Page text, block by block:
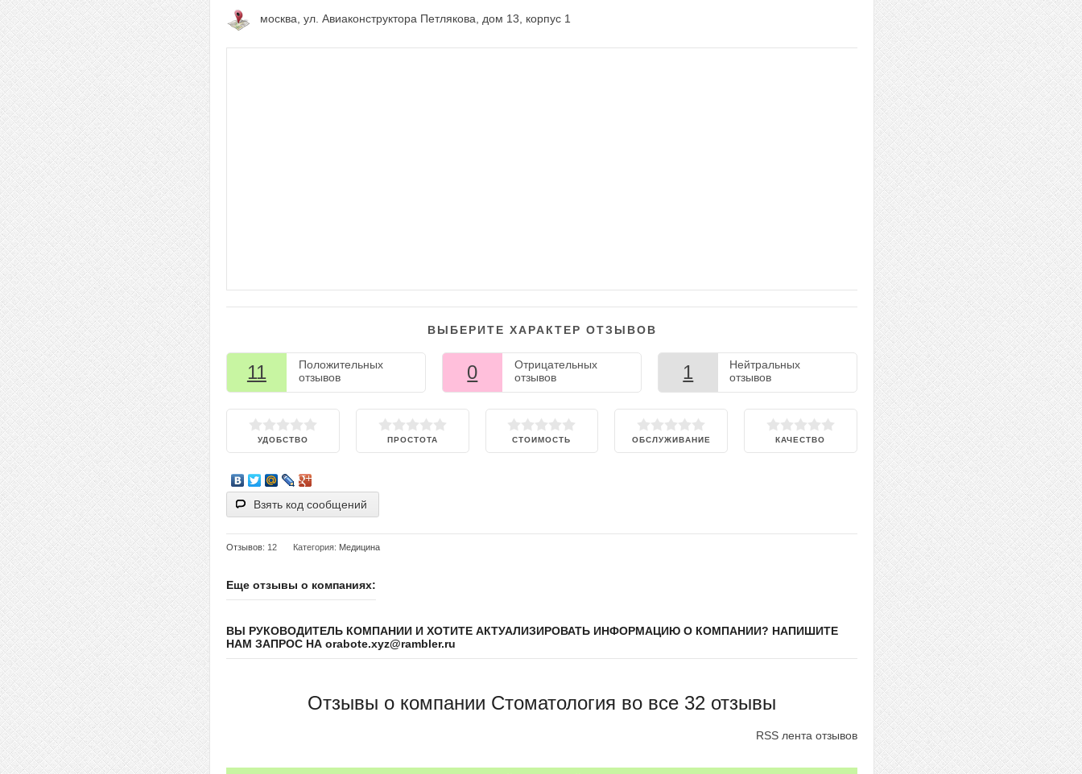
москва, ул. Авиаконструктора Петлякова, дом 13, корпус 1
ВЫБЕРИТЕ ХАРАКТЕР ОТЗЫВОВ
11
Положительных
отзывов
0
Отрицательных
отзывов
1
Нейтральных
отзывов
УДОБСТВО ПРОСТОТА СТОИМОСТЬ ОБСЛУЖИВАНИЕ КАЧЕСТВО
Взять код сообщений
Отзывов: 12 Категория: Медицина
Еще отзывы о компаниях:
ВЫ РУКОВОДИТЕЛЬ КОМПАНИИ И ХОТИТЕ АКТУАЛИЗИРОВАТЬ ИНФОРМАЦИЮ О КОМПАНИИ? НАПИШИТЕ
НАМ ЗАПРОС НА orabote.xyz@rambler.ru
Отзывы о компании Стоматология во все 32 отзывы
RSS лента отзывов